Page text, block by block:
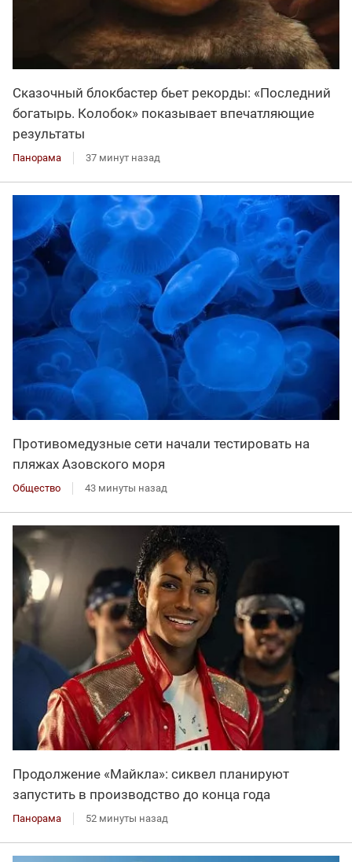
Сказочный блокбастер бьет рекорды: «Последний
богатырь. Колобок» показывает впечатляющие
результаты
Панорама 37 минут назад
Противомедузные сети начали тестировать на
пляжах Азовского моря
Общество 43 минуты назад
Продолжение «Майкла»: сиквел планируют
запустить в производство до конца года
Панорама 52 минуты назад